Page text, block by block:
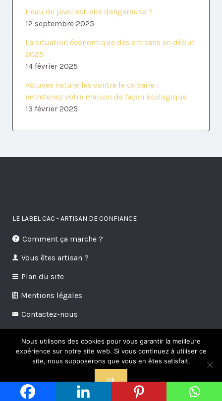
L'eau de javel est-elle dangereuse ?
12 septembre 2025
La situation économique des artisans en début
2025
14 février 2025
Astuces naturelles contre le calcaire :
entretenez votre maison de façon écologique
13 février 2025
LE LABEL CAC - ARTISAN DE CONFIANCE
Comment ça marche ?
Vous êtes artisan ?
Plan du site
Mentions légales
Contactez-nous
ABONNEZ-VOUS À NOTRE NEWSLETTER
Nous utilisons des cookies pour vous garantir la meilleure
expérience sur notre site web. Si vous continuez à utiliser ce
site, nous supposerons que vous en êtes satisfait.
Ok